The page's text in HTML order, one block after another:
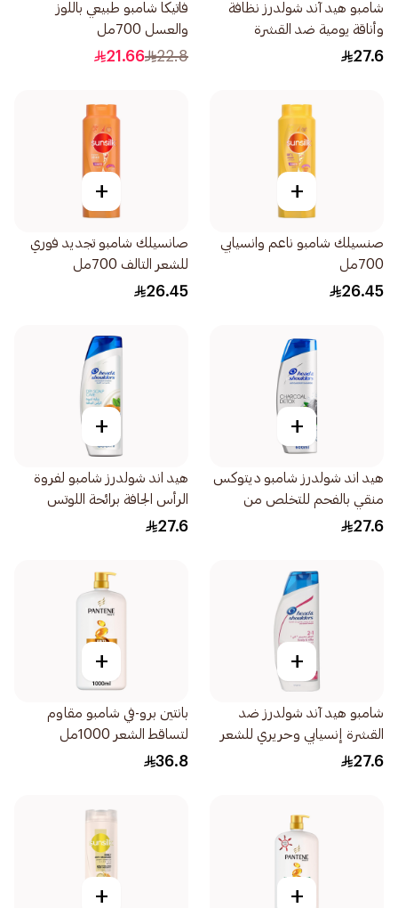
شامبو هيد آند شولدرز نظافة
وأناقة يومية ضد القشرة
600مل
27.6
فاتيكا شامبو طبيعي باللوز
والعسل 700مل
22.8
21.66
+
صنسيلك شامبو ناعم وانسيابي
700مل
26.45
+
صانسيلك شامبو تجديد فوري
للشعر التالف 700مل
26.45
+
هيد اند شولدرز شامبو ديتوكس
منقي بالفحم للتخلص من
القشرة 600مل
27.6
+
هيد اند شولدرز شامبو لفروة
الرأس الجافة برائحة اللوتس
600مل
27.6
+
شامبو هيد آند شولدرز ضد
القشرة إنسيابي وحريري للشعر
الجاف والمتطاير 600مل
27.6
+
بانتين برو-في شامبو مقاوم
لتساقط الشعر 1000مل
36.8
+
+